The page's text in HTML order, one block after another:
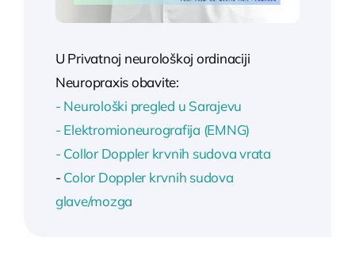
U Privatnoj neurološkoj ordinaciji
Neuropraxis obavite:
- Neurološki pregled u Sarajevu
- Elektromioneurografija (EMNG)
- Collor Doppler krvnih sudova vrata
- Color Doppler krvnih sudova
glave/mozga